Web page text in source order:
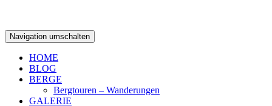
Navigation umschalten
HOME
BLOG
BERGE
Bergtouren – Wanderungen
GALERIE